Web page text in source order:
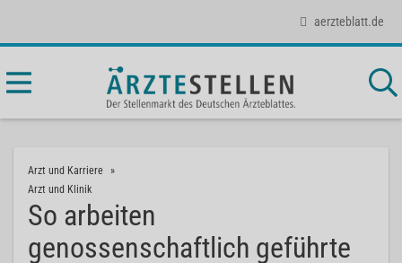
aerzteblatt.de
Arzt und Karriere
Arzt und Klinik
So arbeiten
genossenschaftlich geführte